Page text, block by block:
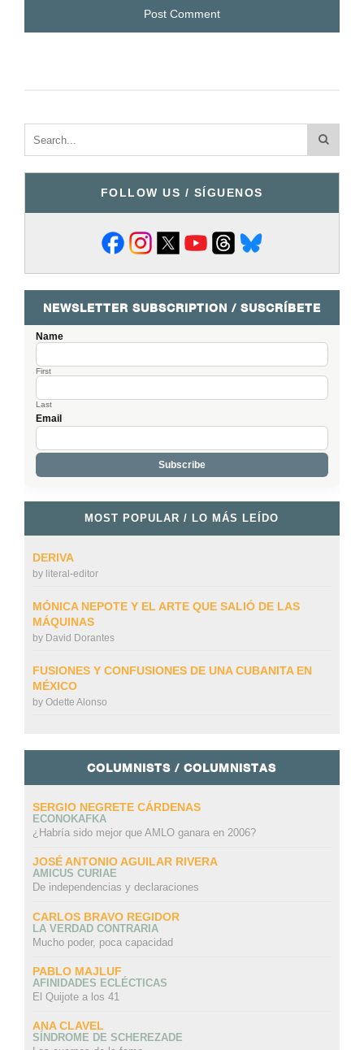
FOLLOW US / SÍGUENOS
NEWSLETTER SUBSCRIPTION / SUSCRÍBETE
Name
First
Last
Email
MOST POPULAR / LO MÁS LEÍDO
DERIVA
by literal-editor
MÓNICA NEPOTE Y EL ARTE QUE SALIÓ DE LAS
MÁQUINAS
by David Dorantes
FUSIONES Y CONFUSIONES DE UNA CUBANITA EN
MÉXICO
by Odette Alonso
COLUMNISTS / COLUMNISTAS
SERGIO NEGRETE CÁRDENAS
ECONOKAFKA
¿Habría sido mejor que AMLO ganara en 2006?
JOSÉ ANTONIO AGUILAR RIVERA
AMICUS CURIAE
De independencias y declaraciones
CARLOS BRAVO REGIDOR
LA VERDAD CONTRARIA
Mucho poder, poca capacidad
PABLO MAJLUF
AFINIDADES ECLÉCTICAS
El Quijote a los 41
ANA CLAVEL
SÍNDROME DE SCHEREZADE